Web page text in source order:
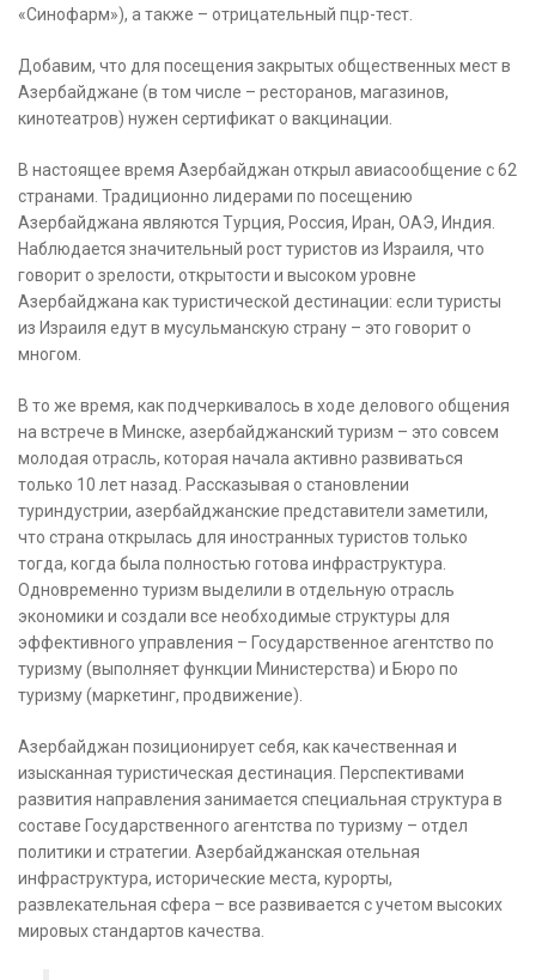
«Синофарм»), а также – отрицательный пцр-тест.
Добавим, что для посещения закрытых общественных мест в
Азербайджане (в том числе – ресторанов, магазинов,
кинотеатров) нужен сертификат о вакцинации.
В настоящее время Азербайджан открыл авиасообщение с 62
странами. Традиционно лидерами по посещению
Азербайджана являются Турция, Россия, Иран, ОАЭ, Индия.
Наблюдается значительный рост туристов из Израиля, что
говорит о зрелости, открытости и высоком уровне
Азербайджана как туристической дестинации: если туристы
из Израиля едут в мусульманскую страну – это говорит о
многом.
В то же время, как подчеркивалось в ходе делового общения
на встрече в Минске, азербайджанский туризм – это совсем
молодая отрасль, которая начала активно развиваться
только 10 лет назад. Рассказывая о становлении
туриндустрии, азербайджанские представители заметили,
что страна открылась для иностранных туристов только
тогда, когда была полностью готова инфраструктура.
Одновременно туризм выделили в отдельную отрасль
экономики и создали все необходимые структуры для
эффективного управления – Государственное агентство по
туризму (выполняет функции Министерства) и Бюро по
туризму (маркетинг, продвижение).
Азербайджан позиционирует себя, как качественная и
изысканная туристическая дестинация. Перспективами
развития направления занимается специальная структура в
составе Государственного агентства по туризму – отдел
политики и стратегии. Азербайджанская отельная
инфраструктура, исторические места, курорты,
развлекательная сфера – все развивается с учетом высоких
мировых стандартов качества.